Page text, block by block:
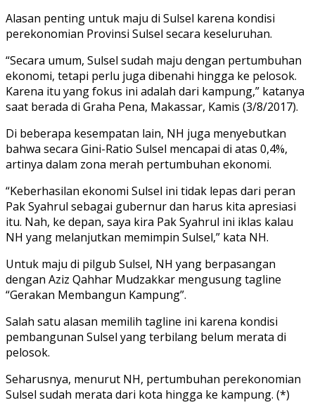
Alasan penting untuk maju di Sulsel karena kondisi
perekonomian Provinsi Sulsel secara keseluruhan.
“Secara umum, Sulsel sudah maju dengan pertumbuhan
ekonomi, tetapi perlu juga dibenahi hingga ke pelosok.
Karena itu yang fokus ini adalah dari kampung,” katanya
saat berada di Graha Pena, Makassar, Kamis (3/8/2017).
Di beberapa kesempatan lain, NH juga menyebutkan
bahwa secara Gini-Ratio Sulsel mencapai di atas 0,4%,
artinya dalam zona merah pertumbuhan ekonomi.
“Keberhasilan ekonomi Sulsel ini tidak lepas dari peran
Pak Syahrul sebagai gubernur dan harus kita apresiasi
itu. Nah, ke depan, saya kira Pak Syahrul ini iklas kalau
NH yang melanjutkan memimpin Sulsel,” kata NH.
Untuk maju di pilgub Sulsel, NH yang berpasangan
dengan Aziz Qahhar Mudzakkar mengusung tagline
“Gerakan Membangun Kampung”.
Salah satu alasan memilih tagline ini karena kondisi
pembangunan Sulsel yang terbilang belum merata di
pelosok.
Seharusnya, menurut NH, pertumbuhan perekonomian
Sulsel sudah merata dari kota hingga ke kampung. (*)